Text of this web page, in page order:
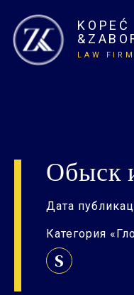
KOPEĆ
LAW FIRM
Обыск
Дата
Категория
S